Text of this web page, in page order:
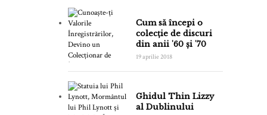
Cum să începi o
colecție de discuri
din anii '60 și '70
19 aprilie 2018
Ghidul Thin Lizzy
al Dublinului